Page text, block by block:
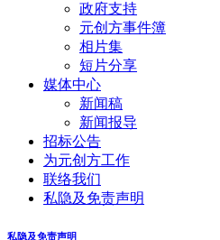
政府支持
元创方事件簿
相片集
短片分享
媒体中心
新闻稿
新闻报导
招标公告
为元创方工作
联络我们
私隐及免责声明
私隐及免责声明